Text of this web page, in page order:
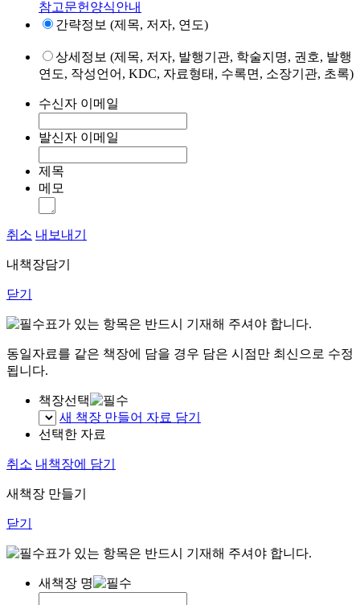
참고문헌양식안내
간략정보 (제목, 저자, 연도)
상세정보 (제목, 저자, 발행기관, 학술지명, 권호, 발행
연도, 작성언어, KDC, 자료형태, 수록면, 소장기관, 초록)
수신자 이메일
발신자 이메일
제목
메모
취소 내보내기
내책장담기
닫기
표가 있는 항목은 반드시 기재해 주셔야 합니다.
동일자료를 같은 책장에 담을 경우 담은 시점만 최신으로 수정
됩니다.
책장선택
새 책장 만들어 자료 담기
선택한 자료
취소 내책장에 담기
새책장 만들기
닫기
표가 있는 항목은 반드시 기재해 주셔야 합니다.
새책장 명